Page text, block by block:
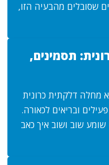
שסובלים מהבעיה הזו,
תסמינים,
מחלה דלקתית כרונית
ובריאים לכאורה.
שוב ושוב איך כאב